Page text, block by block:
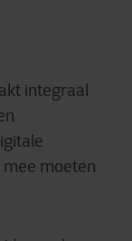
integraal
mee moeten